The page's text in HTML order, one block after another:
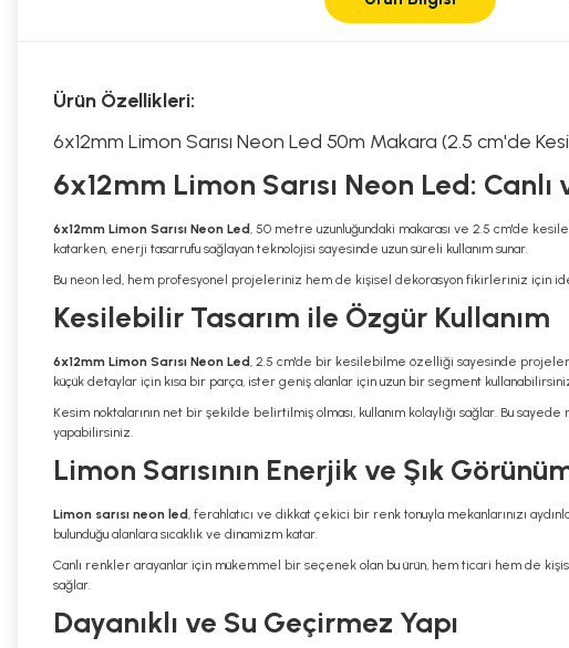
Ürün Özellikleri:
6x12mm Limon Sarısı Neon Led 50m Makara (2.5 cm'de
6x12mm Limon Sarısı Neon Led: Canlı
6x12mm Limon Sarısı Neon Led, 50 metre uzunluğundaki makarası ve 2.5 cm'de
katarken, enerji tasarrufu sağlayan teknolojisi sayesinde uzun süreli kullanım sunar.
Bu neon led, hem profesyonel projeleriniz hem de kişisel dekorasyon fikirleriniz için
Kesilebilir Tasarım ile Özgür Kullanım
6x12mm Limon Sarısı Neon Led, 2.5 cm'de bir kesilebilme özelliği sayesinde
küçük detaylar için kısa bir parça, ister geniş alanlar için uzun bir segment
Kesim noktalarının net bir şekilde belirtilmiş olması, kullanım kolaylığı sağlar. Bu
yapabilirsiniz.
Limon Sarısının Enerjik ve Şık
Limon sarısı neon led, ferahlatıcı ve dikkat çekici bir renk tonuyla mekanlarınızı
bulunduğu alanlara sıcaklık ve dinamizm katar.
Canlı renkler arayanlar için mükemmel bir seçenek olan bu ürün, hem ticari hem de
sağlar.
Dayanıklı ve Su Geçirmez Yapı